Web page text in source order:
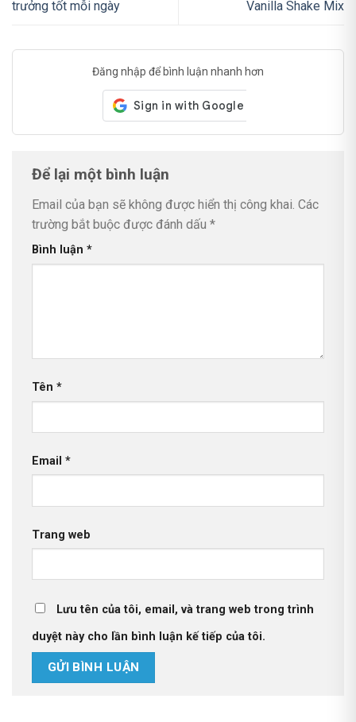
trưởng tốt mỗi ngày Vanilla Shake Mix
Đăng nhập để bình luận nhanh hơn
Để lại một bình luận
Email của bạn sẽ không được hiển thị công khai. Các
trường bắt buộc được đánh dấu *
Bình luận *
Tên *
Email *
Trang web
Lưu tên của tôi, email, và trang web trong trình
duyệt này cho lần bình luận kế tiếp của tôi.